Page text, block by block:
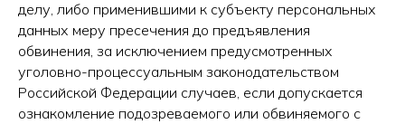
делу, либо применившими к субъекту персональных
данных меру пресечения до предъявления
обвинения, за исключением предусмотренных
уголовно-процессуальным законодательством
Российской Федерации случаев, если допускается
ознакомление подозреваемого или обвиняемого с